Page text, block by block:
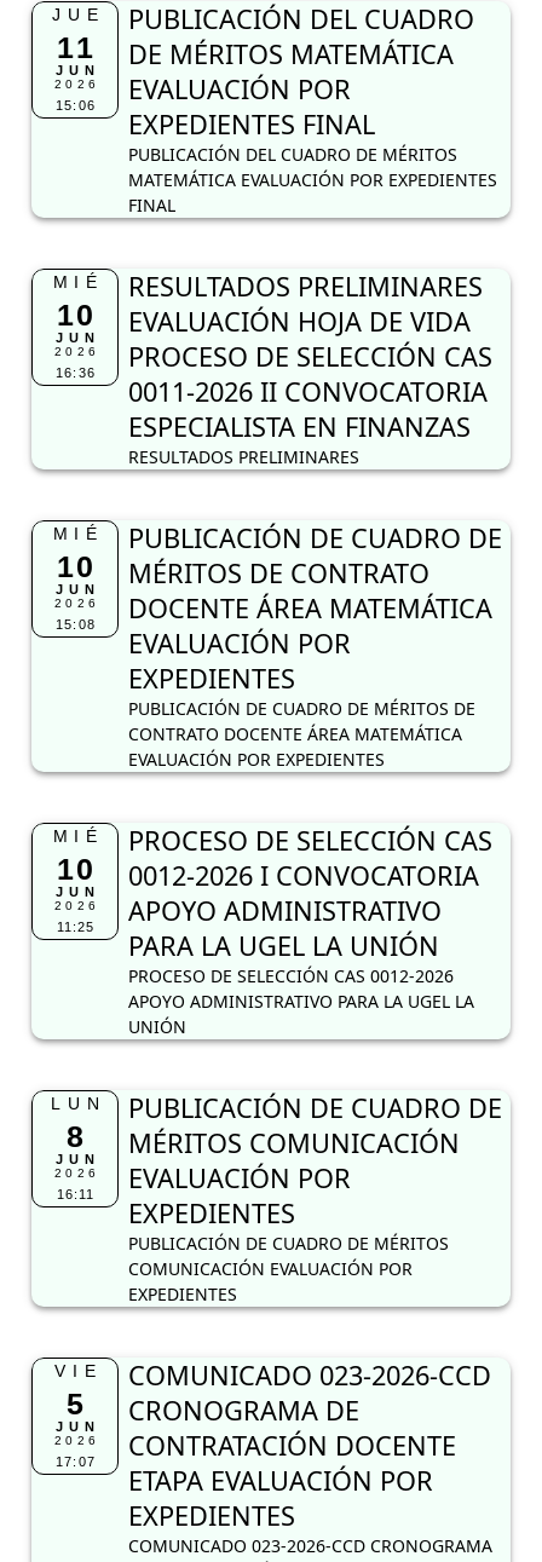
JUE
11
JUN
2026
15:06
PUBLICACIÓN DEL CUADRO
DE MÉRITOS MATEMÁTICA
EVALUACIÓN POR
EXPEDIENTES FINAL
PUBLICACIÓN DEL CUADRO DE MÉRITOS
MATEMÁTICA EVALUACIÓN POR EXPEDIENTES
FINAL
MIÉ
10
JUN
2026
16:36
RESULTADOS PRELIMINARES
EVALUACIÓN HOJA DE VIDA
PROCESO DE SELECCIÓN CAS
0011-2026 II CONVOCATORIA
ESPECIALISTA EN FINANZAS
RESULTADOS PRELIMINARES
MIÉ
10
JUN
2026
15:08
PUBLICACIÓN DE CUADRO DE
MÉRITOS DE CONTRATO
DOCENTE ÁREA MATEMÁTICA
EVALUACIÓN POR
EXPEDIENTES
PUBLICACIÓN DE CUADRO DE MÉRITOS DE
CONTRATO DOCENTE ÁREA MATEMÁTICA
EVALUACIÓN POR EXPEDIENTES
MIÉ
10
JUN
2026
11:25
PROCESO DE SELECCIÓN CAS
0012-2026 I CONVOCATORIA
APOYO ADMINISTRATIVO
PARA LA UGEL LA UNIÓN
PROCESO DE SELECCIÓN CAS 0012-2026
APOYO ADMINISTRATIVO PARA LA UGEL LA
UNIÓN
LUN
8
JUN
2026
16:11
PUBLICACIÓN DE CUADRO DE
MÉRITOS COMUNICACIÓN
EVALUACIÓN POR
EXPEDIENTES
PUBLICACIÓN DE CUADRO DE MÉRITOS
COMUNICACIÓN EVALUACIÓN POR
EXPEDIENTES
VIE
5
JUN
2026
17:07
COMUNICADO 023-2026-CCD
CRONOGRAMA DE
CONTRATACIÓN DOCENTE
ETAPA EVALUACIÓN POR
EXPEDIENTES
COMUNICADO 023-2026-CCD CRONOGRAMA